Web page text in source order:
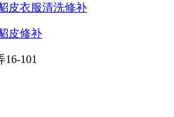
皮衣服清洗修补
皮修补
101